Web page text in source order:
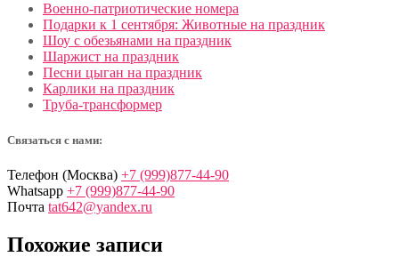
Военно-патриотические номера
Подарки к 1 сентября: Животные на праздник
Шоу с обезьянами на праздник
Шаржист на праздник
Песни цыган на праздник
Карлики на праздник
Труба-трансформер
Связаться с нами:
Телефон (Москва) +7 (999)877-44-90
Whatsapp +7 (999)877-44-90
Почта tat642@yandex.ru
Похожие записи